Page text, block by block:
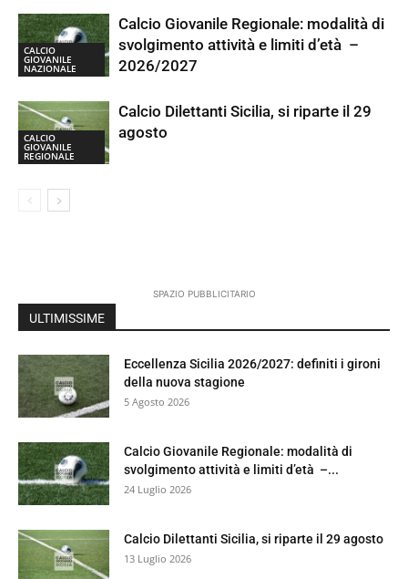
CALCIO
GIOVANILE
NAZIONALE
Calcio Giovanile Regionale: modalità di
svolgimento attività e limiti d’età –
2026/2027
CALCIO
GIOVANILE
REGIONALE
Calcio Dilettanti Sicilia, si riparte il 29
agosto
SPAZIO PUBBLICITARIO
ULTIMISSIME
Eccellenza Sicilia 2026/2027: definiti i gironi
della nuova stagione
5 Agosto 2026
Calcio Giovanile Regionale: modalità di
svolgimento attività e limiti d’età –...
24 Luglio 2026
Calcio Dilettanti Sicilia, si riparte il 29 agosto
13 Luglio 2026